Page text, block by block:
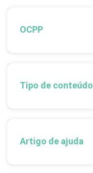
OCPP
Tipo de conteúdo
Artigo de ajuda